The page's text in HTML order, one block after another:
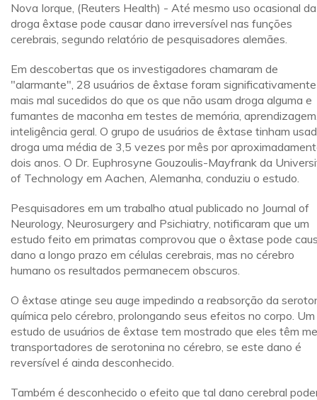
Nova Iorque, (Reuters Health) - Até mesmo uso ocasional da
droga êxtase pode causar dano irreversível nas funções
cerebrais, segundo relatório de pesquisadores alemães.
Em descobertas que os investigadores chamaram de
"alarmante", 28 usuários de êxtase foram significativamente
mais mal sucedidos do que os que não usam droga alguma e
fumantes de maconha em testes de memória,
inteligência geral. O grupo de usuários de êxtase tinham
droga uma média de 3,5 vezes por mês por
dois anos. O Dr. Euphrosyne Gouzoulis-Mayfrank da
of Technology em Aachen, Alemanha, conduziu o estudo.
Pesquisadores em um trabalho atual publicado no Journal of
Neurology, Neurosurgery and Psichiatry, notificaram que um
estudo feito em primatas comprovou que o êxtase pode
dano a longo prazo em células cerebrais, mas no cérebro
humano os resultados permanecem obscuros.
O êxtase atinge seu auge impedindo a reabsorção da
química pelo cérebro, prolongando seus efeitos no corpo. Um
estudo de usuários de êxtase tem mostrado que eles têm
transportadores de serotonina no cérebro, se este dano é
reversível é ainda desconhecido.
Também é desconhecido o efeito que tal dano cerebral